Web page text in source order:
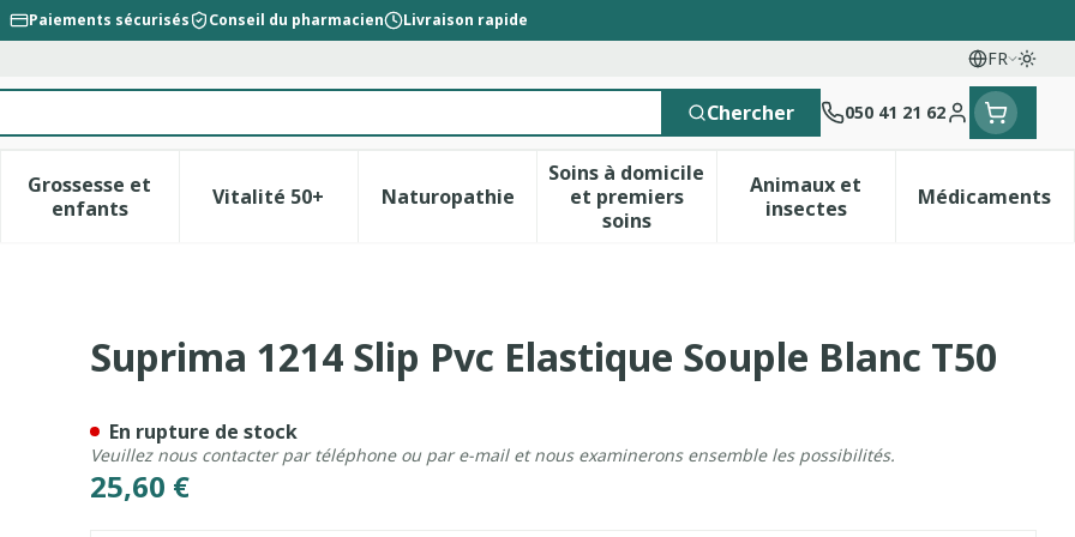
Paiements sécurisés Conseil du pharmacien Livraison rapide
FR
Langues
Chercher 050 41 21 62
Menu client
catégorie Beauté, soins et hygiène
sous-menu pour la catégorie Régime, alimentation & vitamines
Grossesse et
enfants
Afficher le sous-menu pour la catégorie Grossesse et enfants
Vitalité 50+Afficher le sous-menu pour la catégorie Vitalité 50+
NaturopathieAfficher le sous-menu pour la catégorie Naturopathie
Soins à domicile
et premiers
soins
Afficher le sous-menu pour la catégorie
Animaux et
insectesAfficher le sous-menu
Médicaments
Afficher
Souple Blanc T50
Suprima 1214 Slip Pvc Elastique Souple Blanc T50
25,60 €
En rupture de stock
Veuillez nous contacter par téléphone ou par e-mail et nous examinerons ensemble les possibilités.